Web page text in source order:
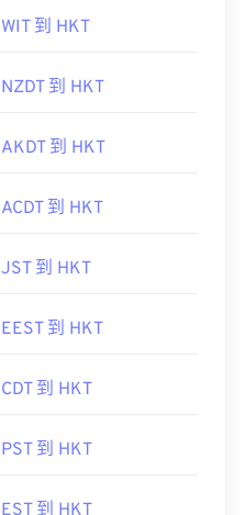
WIT 到 HKT
NZDT 到 HKT
AKDT 到 HKT
ACDT 到 HKT
JST 到 HKT
EEST 到 HKT
CDT 到 HKT
PST 到 HKT
EST 到 HKT